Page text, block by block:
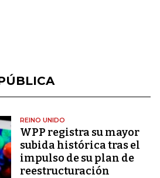
REINO UNIDO
WPP registra su mayor
subida histórica tras el
impulso de su plan de
reestructuración